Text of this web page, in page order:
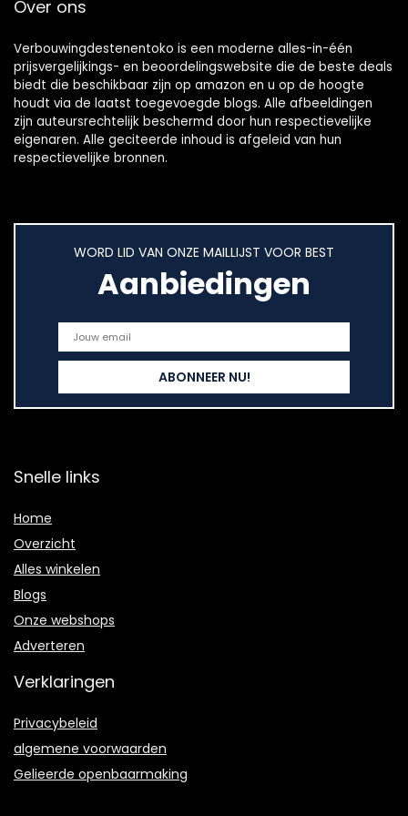
Over ons
Verbouwingdestenentoko is een moderne alles-in-één
prijsvergelijkings- en beoordelingswebsite die de beste deals
biedt die beschikbaar zijn op amazon en u op de hoogte
houdt via de laatst toegevoegde blogs. Alle afbeeldingen
zijn auteursrechtelijk beschermd door hun respectievelijke
eigenaren. Alle geciteerde inhoud is afgeleid van hun
respectievelijke bronnen.
WORD LID VAN ONZE MAILLIJST VOOR BEST
Aanbiedingen
Snelle links
Home
Overzicht
Alles winkelen
Blogs
Onze webshops
Adverteren
Verklaringen
Privacybeleid
algemene voorwaarden
Gelieerde openbaarmaking